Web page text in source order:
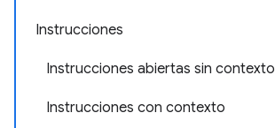
Instrucciones
Instrucciones abiertas sin contexto
Instrucciones con contexto